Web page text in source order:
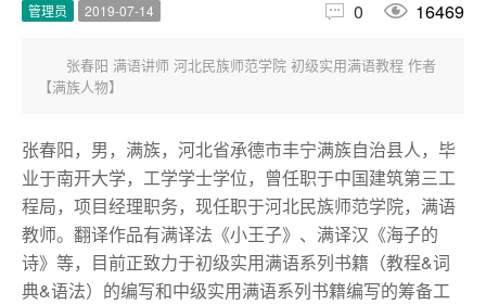
管理员 2019-07-14  0  16469
张春阳 满语讲师 河北民族师范学院 初级实用满语教程 作者
【满族人物】
张春阳，男，满族，河北省承德市丰宁满族自治县人，毕
业于南开大学，工学学士学位，曾任职于中国建筑第三工
程局，项目经理职务，现任职于河北民族师范学院，满语
教师。翻译作品有满译法《小王子》、满译汉《海子的
诗》等，目前正致力于初级实用满语系列书籍（教程&词
典&语法）的编写和中级实用满语系列书籍编写的筹备工